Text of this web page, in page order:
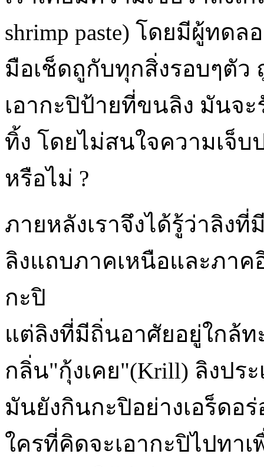
shrimp paste) โดยมีผู้ทด
มือเช็ดถูกับทุกสิ่งรอบๆตัว
เอากะปิป้ายที่ขนลิง มันจ
ทิ้ง โดยไม่สนใจความเจ็บ
หรือไม่ ?
ภายหลังเราจึงได้รู้ว่าลิง
ลิงแถบภาคเหนือและภา
กะปิ
แต่ลิงที่มีถิ่นอาศัยอยู่ใกล้ท
กลิ่น"กุ้งเคย"(Krill) ลิงปร
มันยังกินกะปิอย่างเอร็ดอ
ใครที่คิดจะเอากะปิไปทา